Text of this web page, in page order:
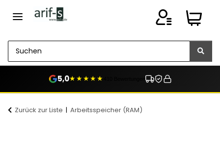
5,0★★★★★
Zurück zur Liste Arbeitsspeicher (RAM)